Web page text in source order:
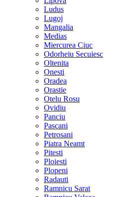
Ludus
Lugoj
Mangalia
Medias
Miercurea Ciuc
Odorheiu Secuiesc
Oltenita
Onesti
Oradea
Orastie
Otelu Rosu
Ovidiu
Panciu
Pascani
Petrosani
Piatra Neamt
Pitesti
Ploiesti
Plopeni
Radauti
Ramnicu Sarat